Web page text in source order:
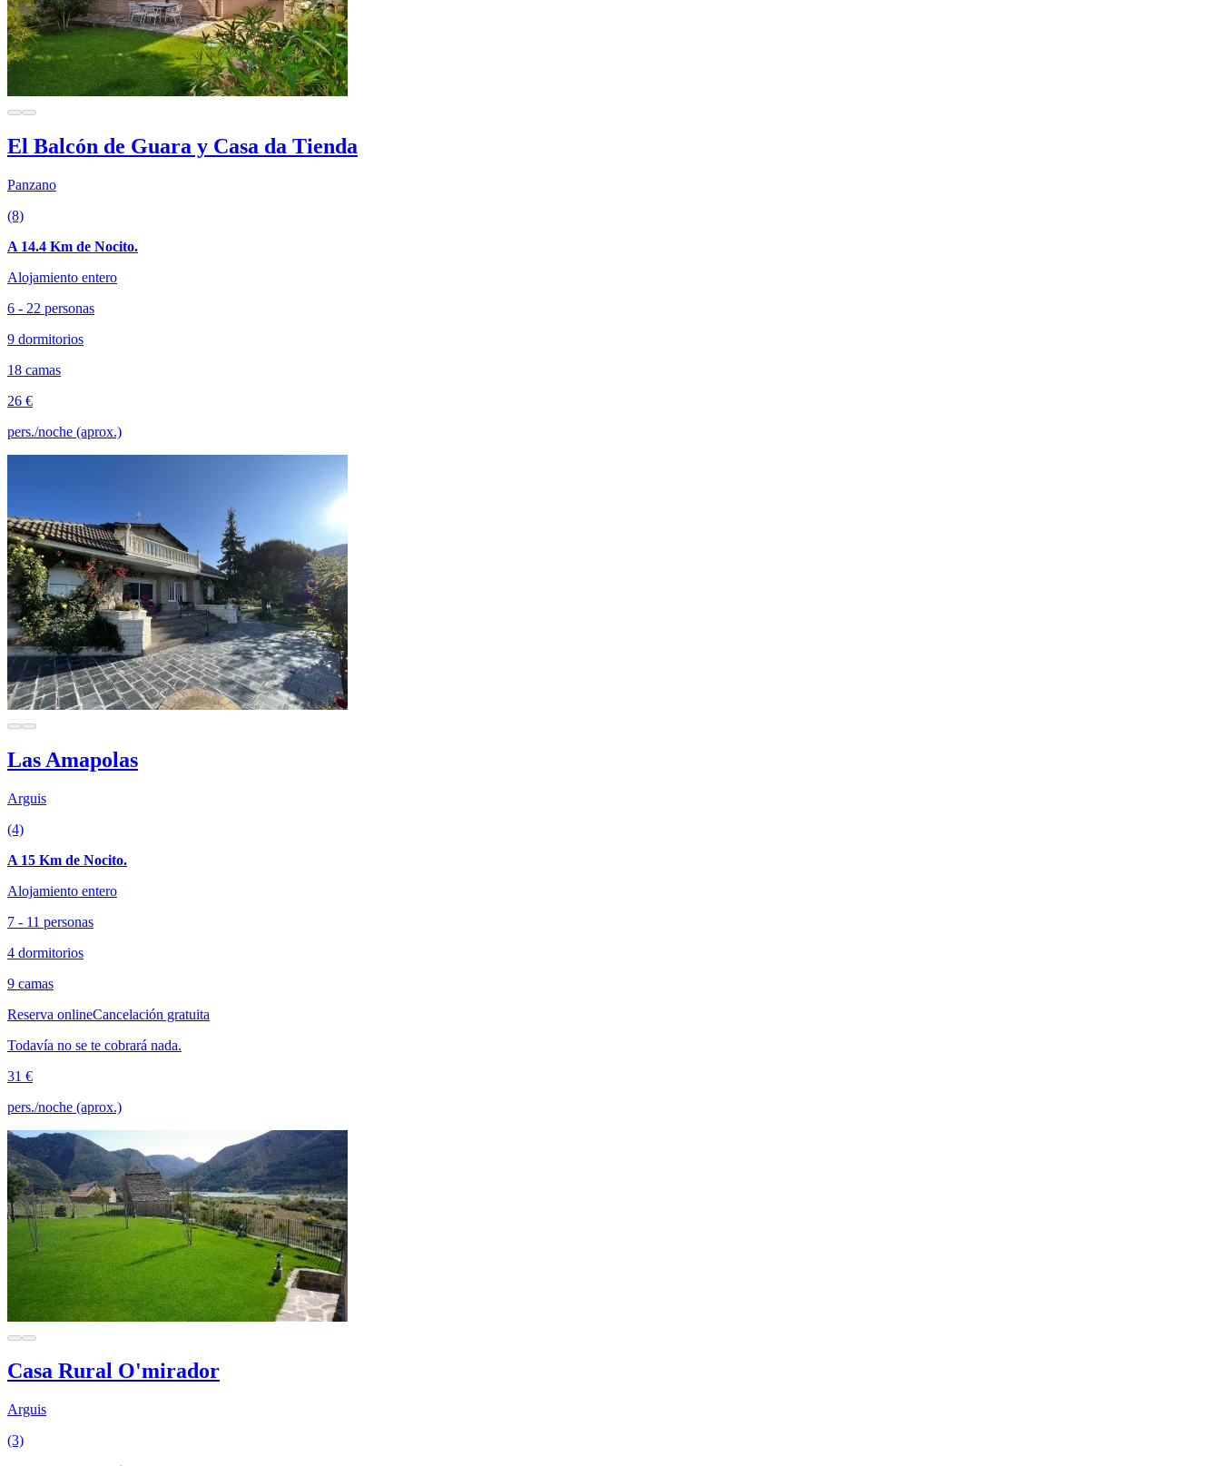
El Balcón de Guara y Casa da Tienda
Panzano
(8)
A 14.4 Km de Nocito.
Alojamiento entero
6 - 22 personas
9 dormitorios
18 camas
26 €
pers./noche (aprox.)
Las Amapolas
Arguis
(4)
A 15 Km de Nocito.
Alojamiento entero
7 - 11 personas
4 dormitorios
9 camas
Reserva onlineCancelación gratuita
Todavía no se te cobrará nada.
31 €
pers./noche (aprox.)
Casa Rural O'mirador
Arguis
(3)